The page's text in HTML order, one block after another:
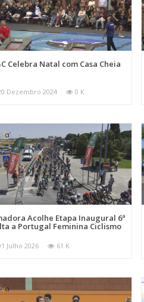
Celebra Natal com Casa Cheia
Dezembro 2024 0 K
Acolhe Etapa Inaugural 6ª
a Portugal Feminina Ciclismo
Julho 2026 61 K